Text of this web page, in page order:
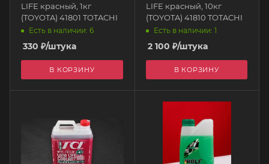
LIFE красный, 1кг
(TOYOTA) 41801 TOTACHI
Есть в наличии: 6
330 ₽/штука
В КОРЗИНУ
LIFE красный, 10кг
(TOYOTA) 41810 TOTACHI
Есть в наличии: 1
2 100 ₽/штука
В КОРЗИНУ